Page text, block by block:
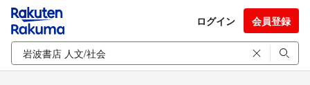
ログイン 会員登録